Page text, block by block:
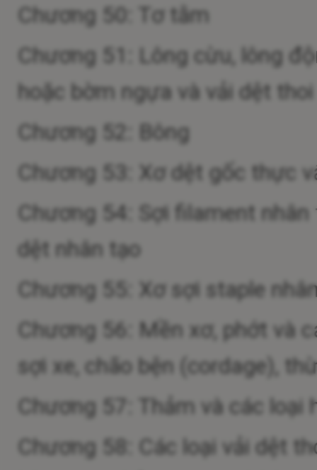
Chương 50: Tơ tằm
Chương 51: Lông cừu, lông
hoặc bờm ngựa và vải dệt
Chương 52: Bông
Chương 53: Xơ dệt gốc thực
Chương 54: Sợi filament
dệt nhân tạo
Chương 55: Xơ sợi staple
Chương 56: Mền xơ, phớt và
sợi xe, chão bện (cordage),
Chương 57: Thảm và các loại
Chương 58: Các loại vải dệt